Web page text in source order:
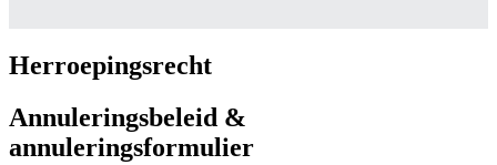
Herroepingsrecht
Annuleringsbeleid &
annuleringsformulier